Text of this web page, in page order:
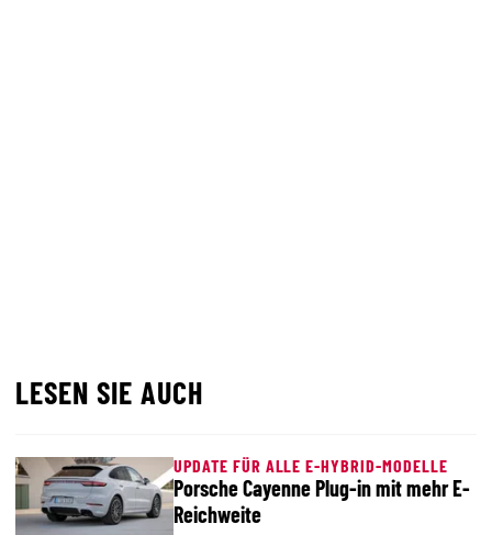
LESEN SIE AUCH
UPDATE FÜR ALLE E-HYBRID-MODELLE
Porsche Cayenne Plug-in mit mehr E-
Reichweite